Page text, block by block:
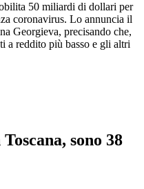
50 miliardi di dollari per
coronavirus. Lo annuncia il
Georgieva, precisando che,
a reddito più basso e gli altri
sono 38